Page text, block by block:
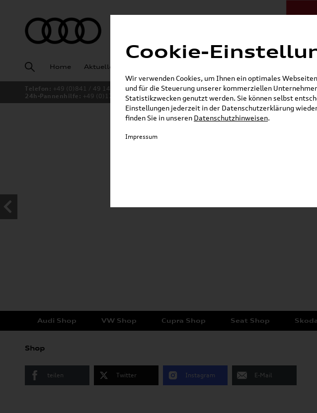
Home Aktuelles
Telefon: +49 (0)841 / 49 140
24h-Pannenhilfe: +49 (0)171 / 870 72 87 Gerade
Jetzt sparen bei unseren
Audi Shop VW Shop Cupra Shop Seat Shop
Shop
teilen Twitter Instagram E-Mail
Cookie-
Wir verwenden Cookies, um Ihnen ein optimales
und für die Steuerung unserer kommerziellen
Statistikzwecken genutzt werden. Sie können selbst
Einstellungen jederzeit in der Datenschutzerklärung
finden Sie in unseren Datenschutzhinweisen.
Impressum